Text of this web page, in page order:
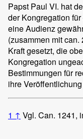
Papst Paul VI. hat
der Kongregation
eine Audienz
(zusammen mit
Kraft gesetzt, die
Kongregation
Bestimmungen für
ihre
1 ↑ Vgl. Can. 1241,